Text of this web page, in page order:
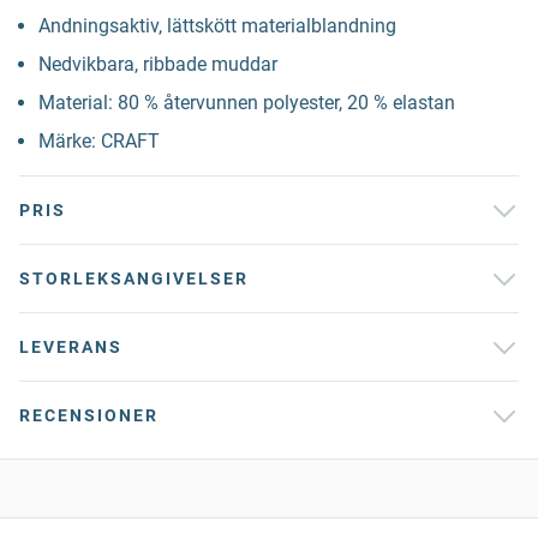
Andningsaktiv, lättskött materialblandning
Nedvikbara, ribbade muddar
Material: 80 % återvunnen polyester, 20 % elastan
Märke: CRAFT
PRIS
STORLEKSANGIVELSER
LEVERANS
RECENSIONER